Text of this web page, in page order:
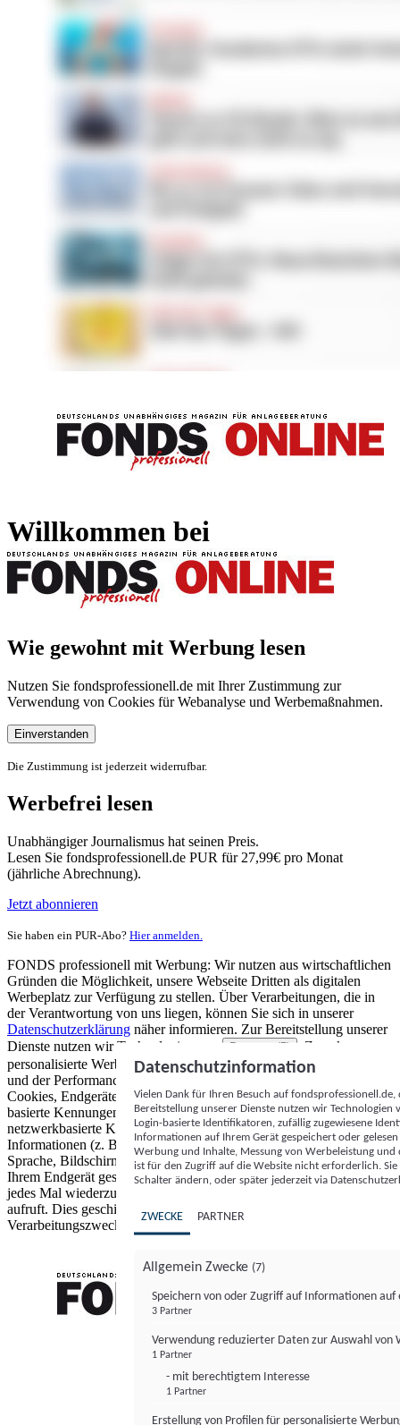
Willkommen bei
Wie gewohnt mit Werbung lesen
Nutzen Sie fondsprofessionell.de mit Ihrer Zustimmung zur
Verwendung von Cookies für Webanalyse und Werbemaßnahmen.
Einverstanden
Die Zustimmung ist jederzeit widerrufbar.
Werbefrei lesen
Unabhängiger Journalismus hat seinen Preis.
Lesen Sie fondsprofessionell.de PUR für 27,99€ pro Monat
(jährliche Abrechnung).
Jetzt abonnieren
Sie haben ein PUR-Abo? Hier anmelden.
FONDS professionell mit Werbung: Wir nutzen aus wirtschaftlichen
Gründen die Möglichkeit, unsere Webseite Dritten als digitalen
Werbeplatz zur Verfügung zu stellen. Über Verarbeitungen, die in
der Verantwortung von uns liegen, können Sie sich in unserer
Datenschutzerklärung näher informieren. Zur Bereitstellung unserer
Dienste nutzen wir Technologien von
Partnern (5)
. Zwecke:
personalisierte Werbung und Inhalte, Messung von Werbeleistung
und der Performance von Inhalten sowie Zielgruppenforschung.
Cookies, Endgeräte- oder ähnliche Online-Kennungen (z. B. login-
basierte Kennungen, zufällig generierte Kennungen,
netzwerkbasierte Kennungen) können zusammen mit anderen
Informationen (z. B. Browsertyp und Browserinformationen,
Sprache, Bildschirmgröße, unterstützte Technologien usw.) auf
Ihrem Endgerät gespeichert oder von dort ausgelesen werden, um es
jedes Mal wiederzuerkennen, wenn es eine App oder einer Webseite
aufruft. Dies geschieht für einen oder mehrere der hier aufgeführten
Verarbeitungszwecke.
Datenschutzinformation
Vielen Dank für Ihren Besuch auf
Bereitstellung unserer Dienste nutzen wir Technologien
Login-basierte Identifikatoren, zufällig zugewiesene
Informationen auf Ihrem Gerät gespeichert oder
Werbung und Inhalte, Messung von Werbeleistung
ist für den Zugriff auf die Website nicht erforderlich.
Schalter ändern, oder später jederzeit via
ZWECKE PARTNER
Allgemein Zwecke (7)
Speichern von oder Zugriff auf Informationen auf
3 Partner
Verwendung reduzierter Daten zur Auswahl von
1 Partner
- mit berechtigtem Interesse
1 Partner
Erstellung von Profilen für personalisierte
FONDS professionell